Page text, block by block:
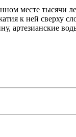
месте тысячи
к ней сверху
артезианские